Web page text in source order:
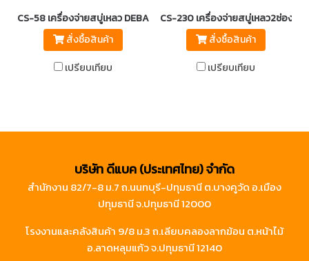
CS-58 เครื่องจ่ายสบู่เหลว DEBAC
สั่งซื้อสินค้า
เปรียบเทียบ
CS-230 เครื่องจ่ายสบู่เหลว2ช่อง
สั่งซื้อสินค้า
เปรียบเทียบ
บริษัท ดีแบค (ประเทศไทย) จำกัด
สำนักงาน 82/7-8 ม.7 ถ.นนทบุรี-ปทุมธานี ต.บางคูวัด อ.เมือง
ปทุมธานี จ.ปทุมธานี 12000
โรงงานและคลังสินค้า 9/8 ม.3 ถ.เลียบคลองลากฆ้อน ต.หน้าไม้
อ.ลาดหลุมแก้ว จ.ปทุมธานี 12140